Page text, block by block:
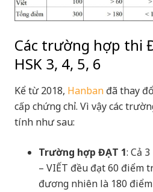
Các trường hợp thi
HSK 3, 4, 5, 6
Kể từ 2018, Hanban đã thay
cấp chứng chỉ. Vì vậy các
tính như sau:
Trường hợp ĐẠT 1: Cả
– VIẾT đều đạt 60 điểm
đương nhiên là 180